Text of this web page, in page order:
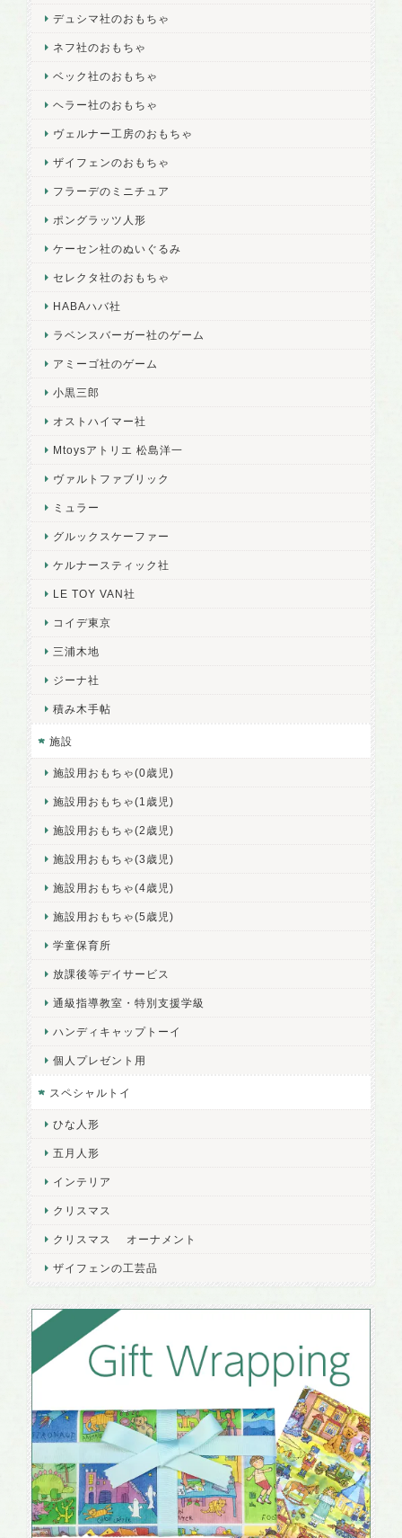
デュシマ社のおもちゃ
ネフ社のおもちゃ
ベック社のおもちゃ
ヘラー社のおもちゃ
ヴェルナー工房のおもちゃ
ザイフェンのおもちゃ
フラーデのミニチュア
ポングラッツ人形
ケーセン社のぬいぐるみ
セレクタ社のおもちゃ
HABAハバ社
ラベンスバーガー社のゲーム
アミーゴ社のゲーム
小黒三郎
オストハイマー社
Mtoysアトリエ 松島洋一
ヴァルトファブリック
ミュラー
グルックスケーファー
ケルナースティック社
LE TOY VAN社
コイデ東京
三浦木地
ジーナ社
積み木手帖
施設
施設用おもちゃ(0歳児)
施設用おもちゃ(1歳児)
施設用おもちゃ(2歳児)
施設用おもちゃ(3歳児)
施設用おもちゃ(4歳児)
施設用おもちゃ(5歳児)
学童保育所
放課後等デイサービス
通級指導教室・特別支援学級
ハンディキャップトーイ
個人プレゼント用
スペシャルトイ
ひな人形
五月人形
インテリア
クリスマス
クリスマス オーナメント
ザイフェンの工芸品